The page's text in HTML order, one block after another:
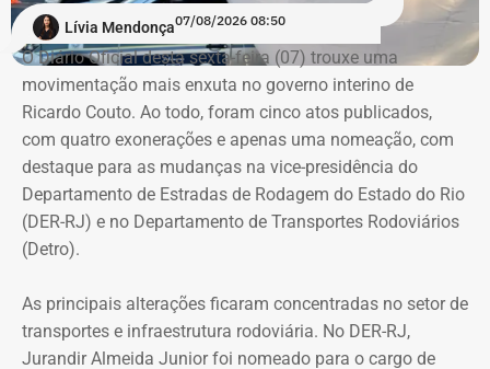
enteados de castigo em um terraço sem proteção e
incentivava a criança a se jogar do local, afirmando que
encontraria “Papai do Céu” e seria feliz.
Os jurados entenderam que o réu se aproveitou da
vulnerabilidade da vítima para induzi-la a atentar contra a
própria vida.
Uma das crianças precisou ser
especializado após mudança de
comportamento
Lívia Mendonça07/08/2026 08:50
O Diário Oficial desta sexta-feira (07) trouxe uma
movimentação mais enxuta no governo interino de
Ricardo Couto. Ao todo, foram cinco atos publicados,
com quatro exonerações e apenas uma nomeação, com
destaque para as mudanças na vice-presidência do
Departamento de Estradas de Rodagem do Estado do Rio
(DER-RJ) e no Departamento de Transportes Rodoviários
(Detro).
As principais alterações ficaram concentradas no setor de
transportes e infraestrutura rodoviária. No DER-RJ,
Jurandir Almeida Junior foi nomeado para o cargo de